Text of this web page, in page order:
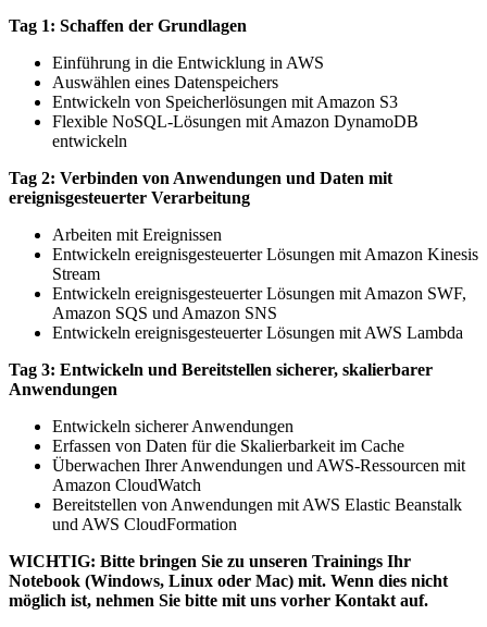
Tag 1: Schaffen der Grundlagen
Einführung in die Entwicklung in AWS
Auswählen eines Datenspeichers
Entwickeln von Speicherlösungen mit Amazon S3
Flexible NoSQL-Lösungen mit Amazon DynamoDB
entwickeln
Tag 2: Verbinden von Anwendungen und Daten mit
ereignisgesteuerter Verarbeitung
Arbeiten mit Ereignissen
Entwickeln ereignisgesteuerter Lösungen mit Amazon Kinesis
Stream
Entwickeln ereignisgesteuerter Lösungen mit Amazon SWF,
Amazon SQS und Amazon SNS
Entwickeln ereignisgesteuerter Lösungen mit AWS Lambda
Tag 3: Entwickeln und Bereitstellen sicherer, skalierbarer
Anwendungen
Entwickeln sicherer Anwendungen
Erfassen von Daten für die Skalierbarkeit im Cache
Überwachen Ihrer Anwendungen und AWS-Ressourcen mit
Amazon CloudWatch
Bereitstellen von Anwendungen mit AWS Elastic Beanstalk
und AWS CloudFormation
WICHTIG: Bitte bringen Sie zu unseren Trainings Ihr
Notebook (Windows, Linux oder Mac) mit. Wenn dies nicht
möglich ist, nehmen Sie bitte mit uns vorher Kontakt auf.